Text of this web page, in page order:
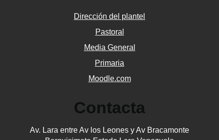
Dirección del plantel
Pastoral
Media General
Primaria
Moodle.com
Contacta
Av. Lara entre Av los Leones y Av Bracamonte